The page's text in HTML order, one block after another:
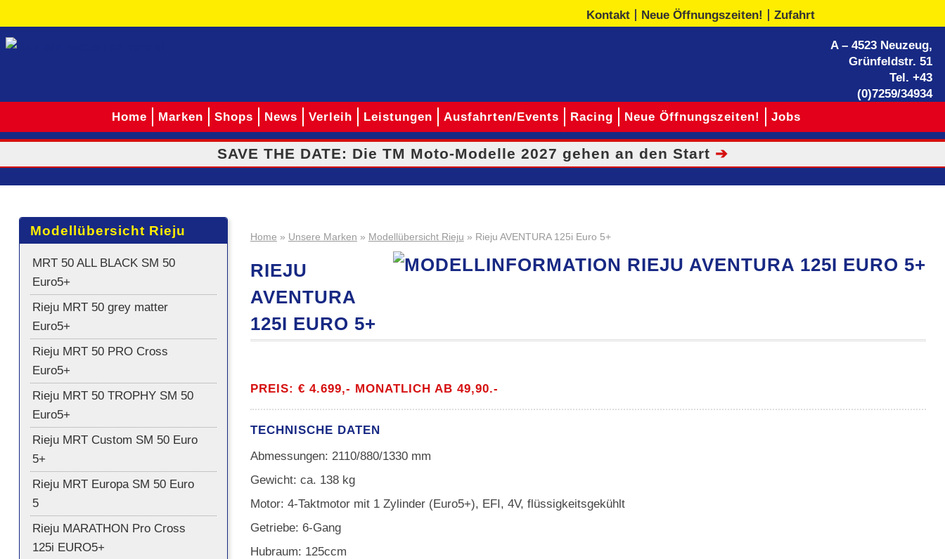
Kontakt Neue Öffnungszeiten! Zufahrt
A – 4523 Neuzeug,
Grünfeldstr. 51
Tel. +43
(0)7259/34934
Home
Marken Shops News Verleih Leistungen Ausfahrten/Events Racing Neue Öffnungszeiten! Jobs
SAVE THE DATE: Die TM Moto-Modelle 2027 gehen an den Start ➔
Home » Unsere Marken » Modellübersicht Rieju » Rieju AVENTURA 125i Euro 5+
RIEJU
AVENTURA
125I EURO 5+
PREIS: € 4.699,- MONATLICH AB 49,90.-
TECHNISCHE DATEN
Abmessungen: 2110/880/1330 mm
Gewicht: ca. 138 kg
Motor: 4-Taktmotor mit 1 Zylinder (Euro5+), EFI, 4V, flüssigkeitsgekühlt
Getriebe: 6-Gang
Hubraum: 125ccm
Modellübersicht Rieju
MRT 50 ALL BLACK SM 50
Euro5+
Rieju MRT 50 grey matter
Euro5+
Rieju MRT 50 PRO Cross
Euro5+
Rieju MRT 50 TROPHY SM 50
Euro5+
Rieju MRT Custom SM 50 Euro
5+
Rieju MRT Europa SM 50 Euro
5
Rieju MARATHON Pro Cross
125i EURO5+